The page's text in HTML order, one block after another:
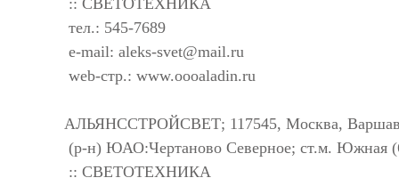
:: СВЕТОТЕХНИКА
тел.: 545-7689
e-mail: aleks-svet@mail.ru
web-стр.: www.oooaladin.ru
АЛЬЯНССТРОЙСВЕТ; 117545, Москва,
(р-н) ЮАО:Чертаново Северное; ст.м. Южная
:: СВЕТОТЕХНИКА